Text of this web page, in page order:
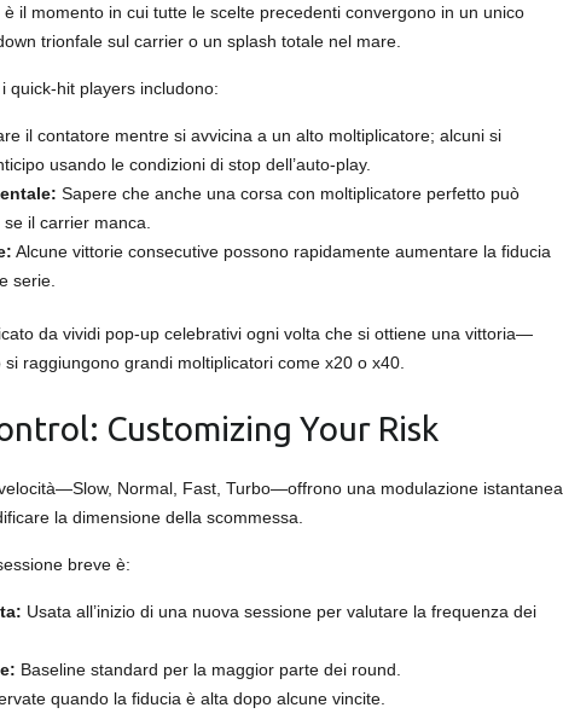
il momento in cui tutte le scelte precedenti convergono in un unico
trionfale sul carrier o un splash totale nel mare.
quick‑hit players includono:
il contatore mentre si avvicina a un alto moltiplicatore; alcuni si
usando le condizioni di stop dell’auto‑play.
Sapere che anche una corsa con moltiplicatore perfetto può
il carrier manca.
Alcune vittorie consecutive possono rapidamente aumentare la fiducia
serie.
da vividi pop‑up celebrativi ogni volta che si ottiene una vittoria—
raggiungono grandi moltiplicatori come x20 o x40.
Customizing Your Risk
Normal, Fast, Turbo—offrono una modulazione istantanea
la dimensione della scommessa.
breve è:
Usata all’inizio di una nuova sessione per valutare la frequenza dei
Baseline standard per la maggior parte dei round.
quando la fiducia è alta dopo alcune vincite.